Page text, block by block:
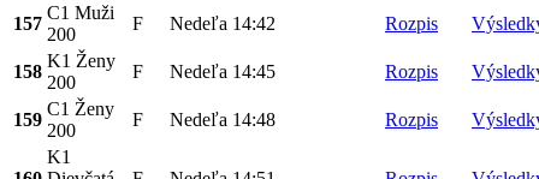
157
C1 Muži
200
F Nedeľa 14:42 Rozpis
158
K1 Ženy
200
F Nedeľa 14:45 Rozpis
159
C1 Ženy
200
F Nedeľa 14:48 Rozpis
K1